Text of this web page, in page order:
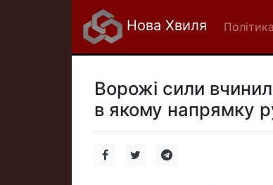
Нова Хвиля Політика
Ворожі сили
в якому напрямку